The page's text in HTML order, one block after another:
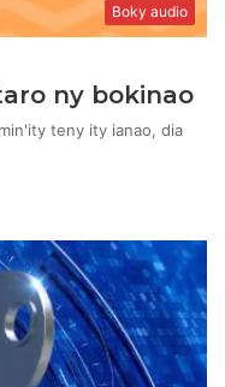
Boky audio
ny bokinao
teny ity ianao, dia